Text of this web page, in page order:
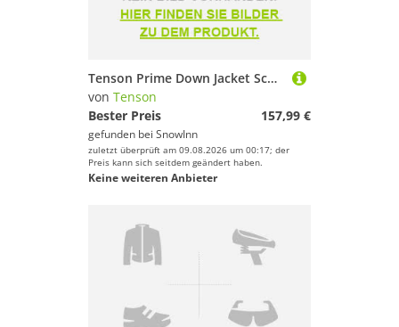
Tenson Prime Down Jacket Schwarz M Mann
von Tenson
Bester Preis
157,99 €
gefunden bei SnowInn
zuletzt überprüft am 09.08.2026 um 00:17; der
Preis kann sich seitdem geändert haben.
Keine weiteren Anbieter